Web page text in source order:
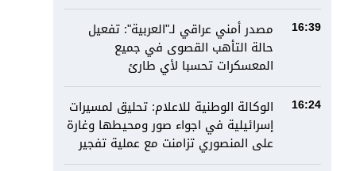
16:39
مصدر أمني عراقي لـ"العربية": تفعيل
حالة التأهب القصوى في جميع
المعسكرات تحسبا لأي طارئ
16:24
الوكالة الوطنية للاعلام: تحليق لمسيرات
إسرائيلية في اجواء صور ومحيطها وغارة
على المنصوري تزامنت مع عملية تفجير